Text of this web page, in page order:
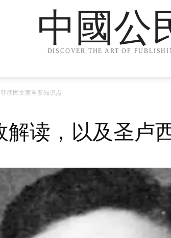
中國公
DISCOVER THE ART OF
移民文案重要知识点
读，以及圣卢